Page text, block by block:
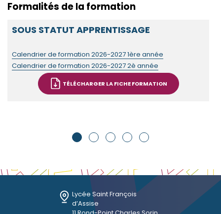
Formalités de la formation
SOUS STATUT APPRENTISSAGE
Calendrier de formation 2026-2027 1ère année
Calendrier de formation 2026-2027 2è année
TÉLÉCHARGER LA FICHE FORMATION
Lycée Saint François
d’Assise